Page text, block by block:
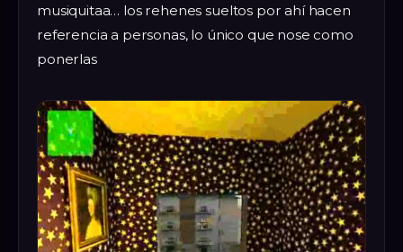
musiquitaa… los rehenes sueltos por ahí hacen
referencia a personas, lo único que nose como
ponerlas